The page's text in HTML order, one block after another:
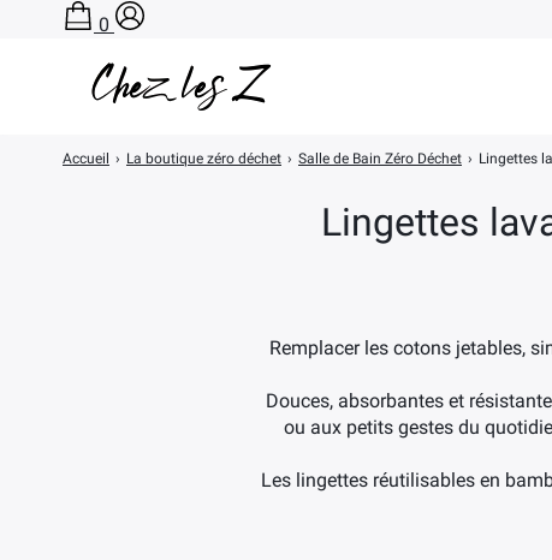
Lingettes
Remplacer les cotons jetables,
Douces, absorbantes et
ou aux petits gestes du
Les lingettes réutilisables en
Accueil › La boutique zéro déchet › Salle de Bain Zéro Déchet › Lingettes
0